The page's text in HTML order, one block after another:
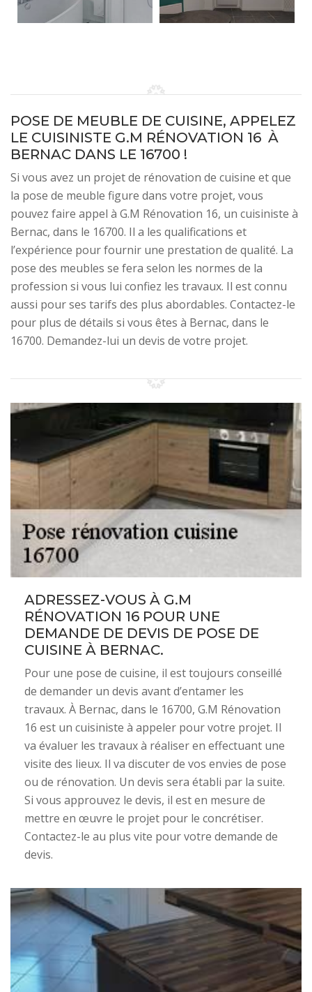
POSE DE MEUBLE DE CUISINE, APPELEZ
LE CUISINISTE G.M RÉNOVATION 16 À
BERNAC DANS LE 16700 !
Si vous avez un projet de rénovation de cuisine et que
la pose de meuble figure dans votre projet, vous
pouvez faire appel à G.M Rénovation 16, un cuisiniste à
Bernac, dans le 16700. Il a les qualifications et
l’expérience pour fournir une prestation de qualité. La
pose des meubles se fera selon les normes de la
profession si vous lui confiez les travaux. Il est connu
aussi pour ses tarifs des plus abordables. Contactez-le
pour plus de détails si vous êtes à Bernac, dans le
16700. Demandez-lui un devis de votre projet.
ADRESSEZ-VOUS À G.M
RÉNOVATION 16 POUR UNE
DEMANDE DE DEVIS DE POSE DE
CUISINE À BERNAC.
Pour une pose de cuisine, il est toujours conseillé
de demander un devis avant d’entamer les
travaux. À Bernac, dans le 16700, G.M Rénovation
16 est un cuisiniste à appeler pour votre projet. Il
va évaluer les travaux à réaliser en effectuant une
visite des lieux. Il va discuter de vos envies de pose
ou de rénovation. Un devis sera établi par la suite.
Si vous approuvez le devis, il est en mesure de
mettre en œuvre le projet pour le concrétiser.
Contactez-le au plus vite pour votre demande de
devis.